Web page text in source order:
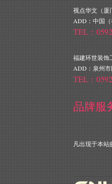
视点华文（厦
ADD：中国
TEL：
福建环世装饰
ADD：泉州
TEL：
品牌服
凡出现于本